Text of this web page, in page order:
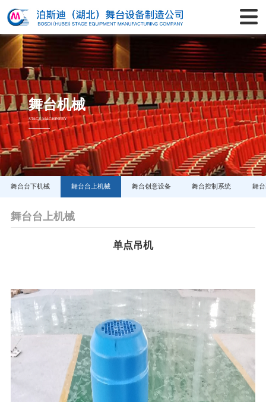
舞台机械
STAGE MACHINERY
舞台台下机械 舞台台上机械 舞台创意设备 舞台控制系统 舞
舞台台上机械
单点吊机